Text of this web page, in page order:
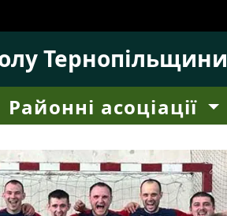
Тернопільщини
Районні асоціації